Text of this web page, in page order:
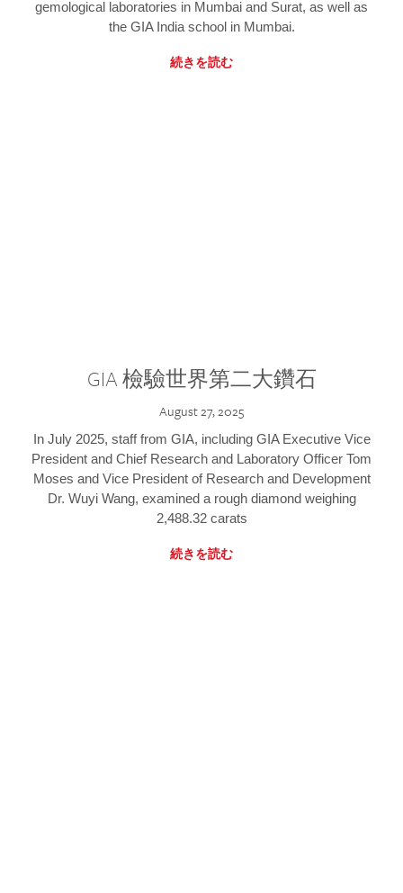
gemological laboratories in Mumbai and Surat, as well as
the GIA India school in Mumbai.
続きを読む
GIA 檢驗世界第二大鑽石
August 27, 2025
In July 2025, staff from GIA, including GIA Executive Vice
President and Chief Research and Laboratory Officer Tom
Moses and Vice President of Research and Development
Dr. Wuyi Wang, examined a rough diamond weighing
2,488.32 carats
続きを読む